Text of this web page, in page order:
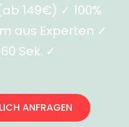
149€) ✓ 100%
aus Experten ✓
Sek. ✓
ANFRAGEN